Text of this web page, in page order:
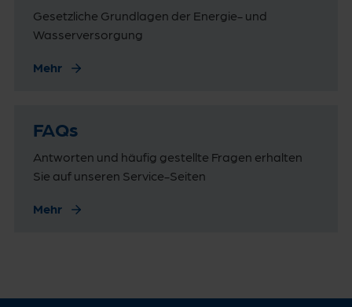
Gesetzliche Grundlagen der Energie- und
Wasserversorgung
Mehr
FAQs
Antworten und häufig gestellte Fragen erhalten
Sie auf unseren Service-Seiten
Mehr